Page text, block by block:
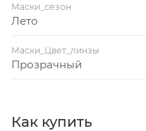
Маски_сезон
Лето
Маски_Цвет_линзы
Прозрачный
Как купить